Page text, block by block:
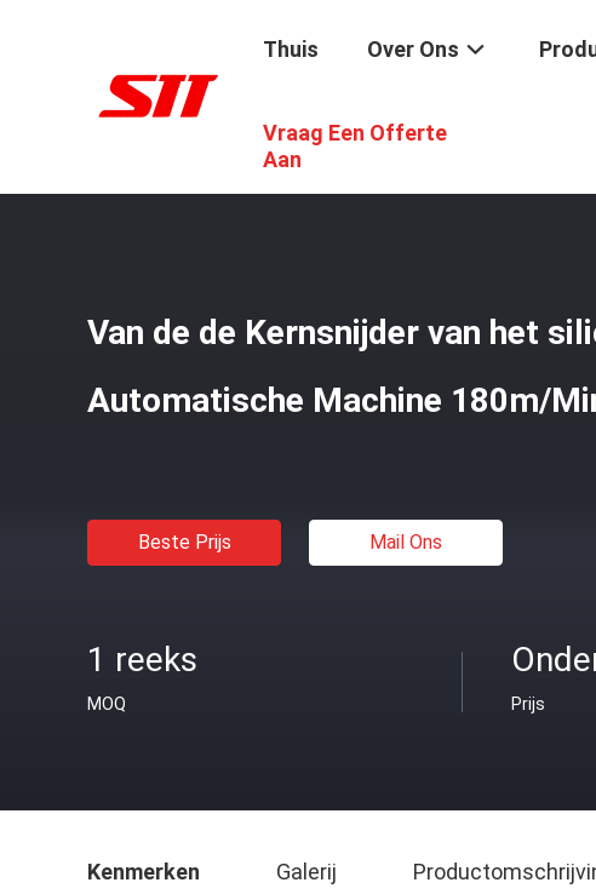
Thuis Over Ons
Vraag Een Offerte
Aan
Automatische Kernsnijmachine
Van de de Kernsnijder van het
Automatische Machine 180m/
Beste Prijs Mail Ons
1 reeks
MOQ Prijs
Kenmerken Galerij